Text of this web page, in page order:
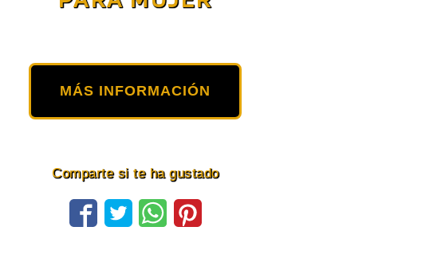
MÁS INFORMACIÓN
Comparte si te ha gustado